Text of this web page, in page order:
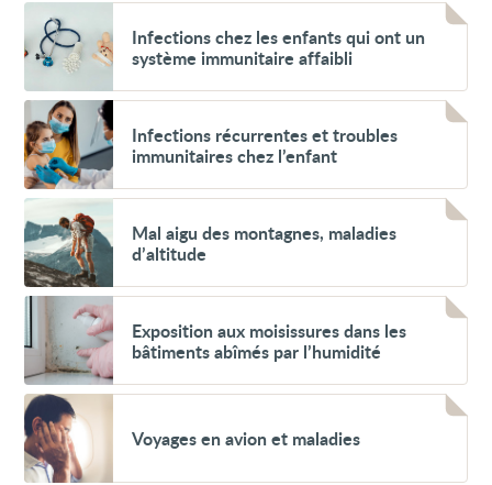
Voir
Infections
chez
les
qui
ont
un
système
immunitaire
affaibli
Infections chez les enfants qui ont un
système immunitaire affaibli
Voir
Infections
récurrentes
et
troubles
immunitaires
l’enfant
Infections récurrentes et troubles
immunitaires chez l’enfant
Voir
Mal
aigu
des
montagnes,
maladies
d’altitude
Mal aigu des montagnes, maladies
d’altitude
Voir
Exposition
aux
moisissures
dans
les
bâtiments
abîmés
par
l’humidité
Exposition aux moisissures dans les
bâtiments abîmés par l’humidité
Voir
Voyages
en
avion
et
Voyages en avion et maladies